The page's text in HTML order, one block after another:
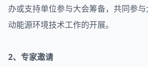
办或支持单位参与大会筹备，共同参
动能源环境技术工作的开展。
2、专家邀请